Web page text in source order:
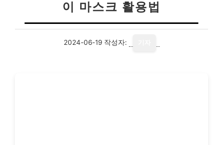
이 마스크 활용법
2024-06-19 작성자: